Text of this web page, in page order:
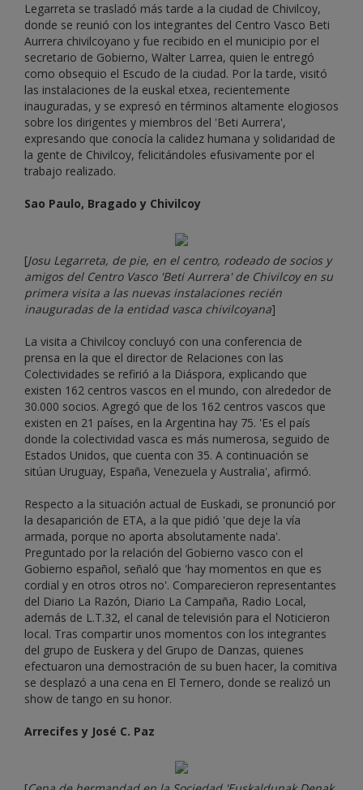
Legarreta se trasladó más tarde a la ciudad de Chivilcoy,
donde se reunió con los integrantes del Centro Vasco Beti
Aurrera chivilcoyano y fue recibido en el municipio por el
secretario de Gobierno, Walter Larrea, quien le entregó
como obsequio el Escudo de la ciudad. Por la tarde, visitó
las instalaciones de la euskal etxea, recientemente
inauguradas, y se expresó en términos altamente elogiosos
sobre los dirigentes y miembros del 'Beti Aurrera',
expresando que conocía la calidez humana y solidaridad de
la gente de Chivilcoy, felicitándoles efusivamente por el
trabajo realizado.
Sao Paulo, Bragado y Chivilcoy
[Josu Legarreta, de pie, en el centro, rodeado de socios y
amigos del Centro Vasco 'Beti Aurrera' de Chivilcoy en su
primera visita a las nuevas instalaciones recién
inauguradas de la entidad vasca chivilcoyana]
La visita a Chivilcoy concluyó con una conferencia de
prensa en la que el director de Relaciones con las
Colectividades se refirió a la Diáspora, explicando que
existen 162 centros vascos en el mundo, con alrededor de
30.000 socios. Agregó que de los 162 centros vascos que
existen en 21 países, en la Argentina hay 75. 'Es el país
donde la colectividad vasca es más numerosa, seguido de
Estados Unidos, que cuenta con 35. A continuación se
sitúan Uruguay, España, Venezuela y Australia', afirmó.
Respecto a la situación actual de Euskadi, se pronunció por
la desaparición de ETA, a la que pidió 'que deje la vía
armada, porque no aporta absolutamente nada'.
Preguntado por la relación del Gobierno vasco con el
Gobierno español, señaló que 'hay momentos en que es
cordial y en otros otros no'. Comparecieron representantes
del Diario La Razón, Diario La Campaña, Radio Local,
además de L.T.32, el canal de televisión para el Noticieron
local. Tras compartir unos momentos con los integrantes
del grupo de Euskera y del Grupo de Danzas, quienes
efectuaron una demostración de su buen hacer, la comitiva
se desplazó a una cena en El Ternero, donde se realizó un
show de tango en su honor.
Arrecifes y José C. Paz